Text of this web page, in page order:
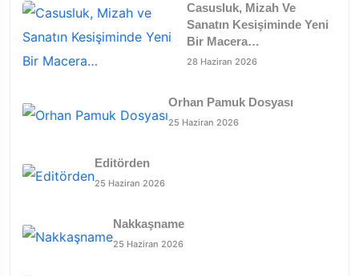
Casusluk, Mizah Ve
Sanatın Kesişiminde Yeni
Bir Macera…
28 Haziran 2026
Orhan Pamuk Dosyası
25 Haziran 2026
Editörden
25 Haziran 2026
Nakkaşname
25 Haziran 2026